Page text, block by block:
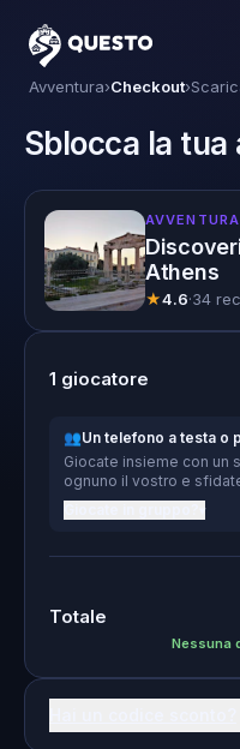
Questo
Avventura›Checkout›
Sblocca la
AVVENTURA
Athens
★4.6·34
1 giocatore
👥Un telefono a testa o
Giocate insieme con un
ognuno il vostro e
Totale
Nessuna